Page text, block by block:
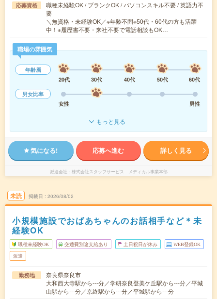
応募資格
職種未経験OK / ブランクOK / パソコンスキル不要 / 英語力不
要
＼無資格・未経験OK／※年齢不問※50代・60代の方も活躍
中！※履歴書不要・来社不要で電話相談もOK…
職場の雰囲気
年齢層
20代
30代 40代 50代
60代
男女比率
女性
男性
もっと見る
気になる! 応募へ進む 詳しく見る
派遣会社 株式会社スタッフサービス メディカル事業本部
未読 掲載日 2026/08/02
小規模施設でおばあちゃんのお話相手など＊未
経験OK
職種未経験OK 交通費別途支給あり 土日祝日が休み WEB登録OK
派遣
勤務地
奈良県奈良市
大和西大寺駅から---分／学研奈良登美ケ丘駅から---分／平城
山駅から---分／京終駅から---分／平城駅から---分